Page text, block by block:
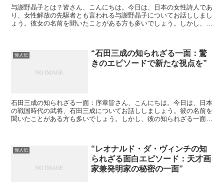
与謝野晶子とは？皆さん、こんにちは。今日は、日本の女性詩人であ
り、女性解放の先駆者とも言われる与謝野晶子についてお話ししまし
ょう。彼女の名前を聞いたことがある方も多いでしょう。しかし、そ
偉人伝
“石田三成の知られざる一面：驚
きのエピソードで新たな視点を”
石田三成の知られざる一面：序章皆さん、こんにちは。今日は、日本
の戦国時代の武将、石田三成についてお話ししましょう。彼の名前を
聞いたことがある方も多いでしょう。しかし、彼の知られざる一面に
偉人伝
“レオナルド・ダ・ヴィンチの知
られざる面白エピソード：天才画
家兼発明家の秘密の一面”